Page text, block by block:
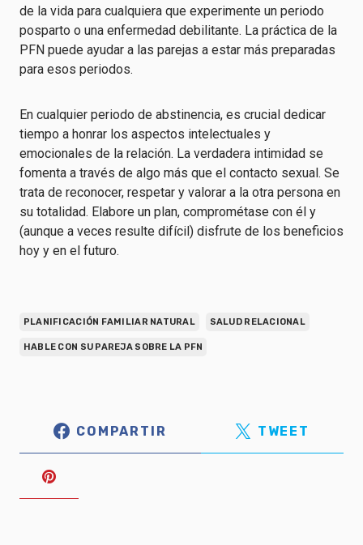
de la vida para cualquiera que experimente un periodo
posparto o una enfermedad debilitante. La práctica de la
PFN puede ayudar a las parejas a estar más preparadas
para esos periodos.
En cualquier periodo de abstinencia, es crucial dedicar
tiempo a honrar los aspectos intelectuales y
emocionales de la relación. La verdadera intimidad se
fomenta a través de algo más que el contacto sexual. Se
trata de reconocer, respetar y valorar a la otra persona en
su totalidad. Elabore un plan, comprométase con él y
(aunque a veces resulte difícil) disfrute de los beneficios
hoy y en el futuro.
PLANIFICACIÓN FAMILIAR NATURAL SALUD RELACIONAL
HABLE CON SU PAREJA SOBRE LA PFN
COMPARTIR TWEET